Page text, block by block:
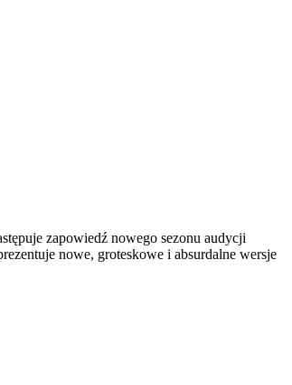
zapowiedź nowego sezonu audycji
nowe, groteskowe i absurdalne wersje